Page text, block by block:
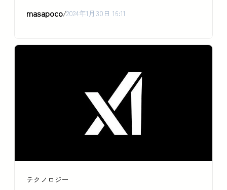
masapoco/2024年1月30日 16:11
テクノロジー